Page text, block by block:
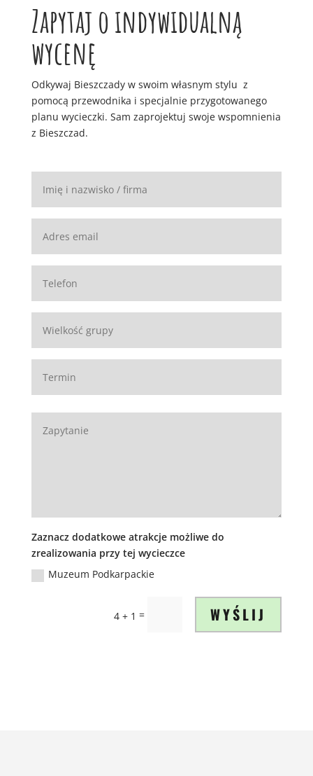
Zapytaj o indywidualną
wycenę
Odkywaj Bieszczady w swoim własnym stylu z
pomocą przewodnika i specjalnie przygotowanego
planu wycieczki. Sam zaprojektuj swoje wspomnienia
z Bieszczad.
Zaznacz dodatkowe atrakcje możliwe do
zrealizowania przy tej wycieczce
Muzeum Podkarpackie
4 + 1 = WYŚLIJ